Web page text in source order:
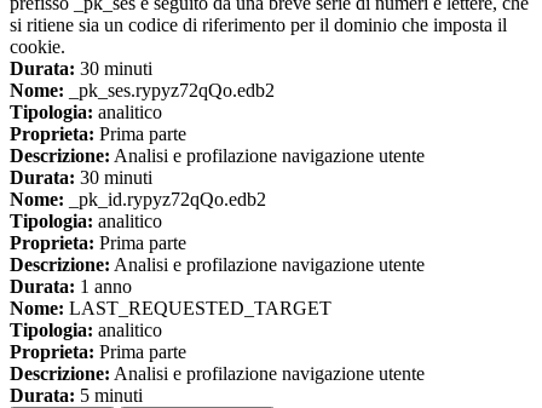
si ritiene sia un codice di riferimento per il dominio che imposta il
cookie.
Durata: 30 minuti
Nome: _pk_ses.rypyz72qQo.edb2
Tipologia: analitico
Proprieta: Prima parte
Descrizione: Analisi e profilazione navigazione utente
Durata: 30 minuti
Nome: _pk_id.rypyz72qQo.edb2
Tipologia: analitico
Proprieta: Prima parte
Descrizione: Analisi e profilazione navigazione utente
Durata: 1 anno
Nome: LAST_REQUESTED_TARGET
Tipologia: analitico
Proprieta: Prima parte
Descrizione: Analisi e profilazione navigazione utente
Durata: 5 minuti